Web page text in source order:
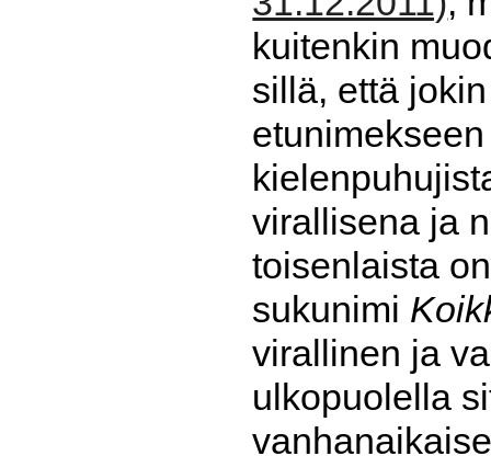
kuitenkin
sillä, että
virallisena ja
toisenlaista
sukunimi
virallinen ja
ulkopuolella